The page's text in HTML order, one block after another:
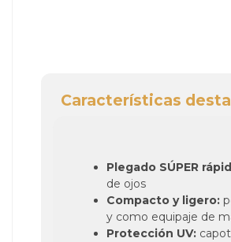
Características
Plegado SÚPER
de ojos
Compacto y ligero:
y como equipaje de
Protección UV: